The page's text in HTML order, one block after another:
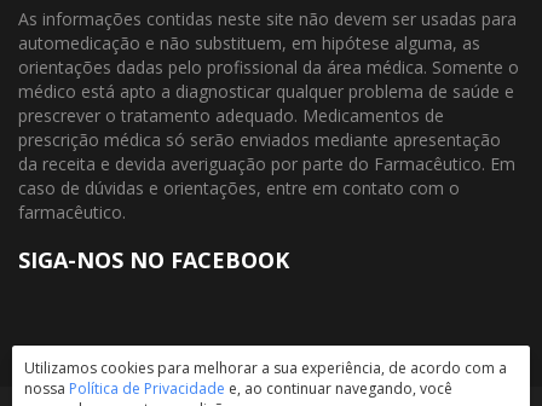
As informações contidas neste site não devem ser usadas para
automedicação e não substituem, em hipótese alguma, as
orientações dadas pelo profissional da área médica. Somente o
médico está apto a diagnosticar qualquer problema de saúde e
prescrever o tratamento adequado. Medicamentos de
prescrição médica só serão enviados mediante apresentação
da receita e devida averiguação por parte do Farmacêutico. Em
caso de dúvidas e orientações, entre em contato com o
farmacêutico.
SIGA-NOS NO FACEBOOK
Utilizamos cookies para melhorar a sua experiência, de acordo com a
nossa Política de Privacidade e, ao continuar navegando, você